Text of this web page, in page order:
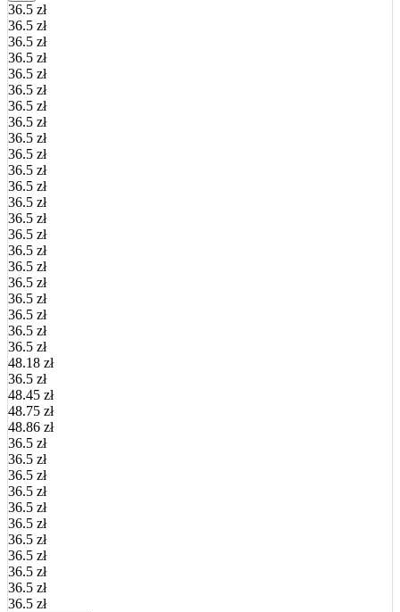
36.5 zł
36.5 zł
36.5 zł
36.5 zł
36.5 zł
36.5 zł
36.5 zł
36.5 zł
36.5 zł
36.5 zł
36.5 zł
36.5 zł
36.5 zł
36.5 zł
36.5 zł
36.5 zł
36.5 zł
36.5 zł
36.5 zł
36.5 zł
36.5 zł
36.5 zł
48.18 zł
36.5 zł
48.45 zł
48.75 zł
48.86 zł
36.5 zł
36.5 zł
36.5 zł
36.5 zł
36.5 zł
36.5 zł
36.5 zł
36.5 zł
36.5 zł
36.5 zł
36.5 zł